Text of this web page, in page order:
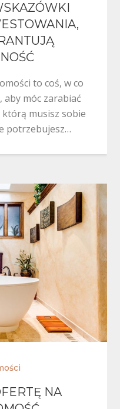
to coś, w co
aby móc zarabiać
którą musisz sobie
potrzebujesz…
NA